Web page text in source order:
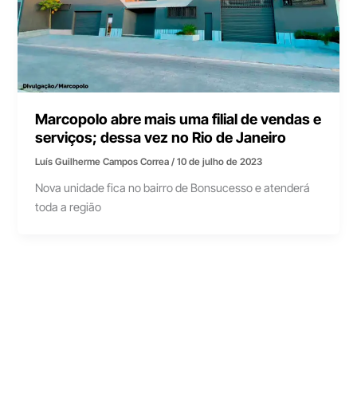
Marcopolo abre mais uma filial de vendas e
serviços; dessa vez no Rio de Janeiro
Luís Guilherme Campos Correa/10 de julho de 2023
Nova unidade fica no bairro de Bonsucesso e atenderá
toda a região